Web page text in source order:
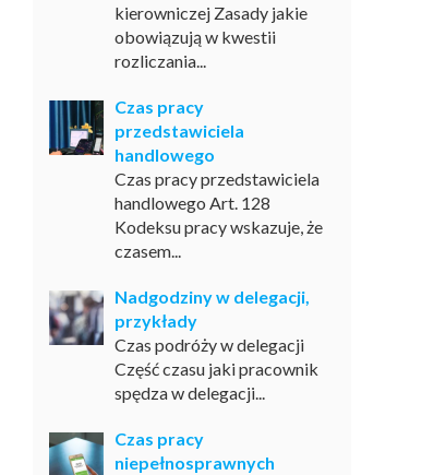
kierowniczej Zasady jakie
obowiązują w kwestii
rozliczania...
Czas pracy
przedstawiciela
handlowego
Czas pracy przedstawiciela
handlowego Art. 128
Kodeksu pracy wskazuje, że
czasem...
Nadgodziny w delegacji,
przykłady
Czas podróży w delegacji
Część czasu jaki pracownik
spędza w delegacji...
Czas pracy
niepełnosprawnych